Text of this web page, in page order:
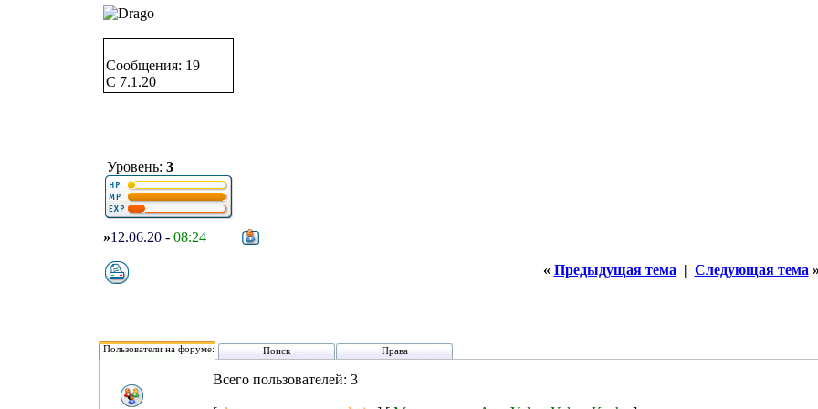
Сообщения: 19
C 7.1.20
Уровень: 3
»12.06.20 - 08:24
« Предыдущая тема | Следующая тема
Пользователи на форуме: Поиск Права
Всего пользователей: 3